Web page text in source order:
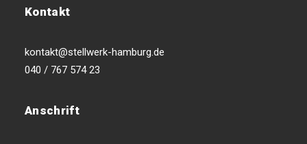
Kontakt
kontakt@stellwerk-hamburg.de
040 / 767 574 23
Anschrift